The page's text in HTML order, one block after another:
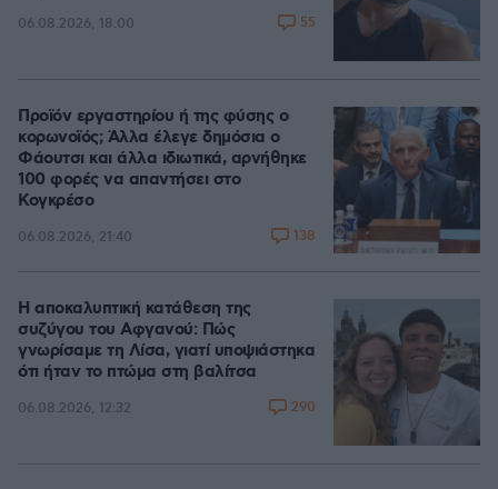
06.08.2026, 18:00 55
Προϊόν εργαστηρίου ή της φύσης ο
κορωνοϊός; Άλλα έλεγε δημόσια ο
Φάουτσι και άλλα ιδιωτικά, αρνήθηκε
100 φορές να απαντήσει στο
Κογκρέσο
06.08.2026, 21:40 138
Η αποκαλυπτική κατάθεση της
συζύγου του Αφγανού: Πώς
γνωρίσαμε τη Λίσα, γιατί υποψιάστηκα
ότι ήταν το πτώμα στη βαλίτσα
06.08.2026, 12:32 290